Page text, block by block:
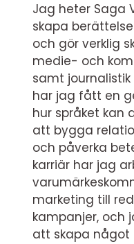
Jag heter Saga
skapa
och gör verklig
medie- och
samt
har jag fått en
hur språket kan
att bygga
och påverka
karriär har jag
marketing till
kampanjer, och
att skapa något